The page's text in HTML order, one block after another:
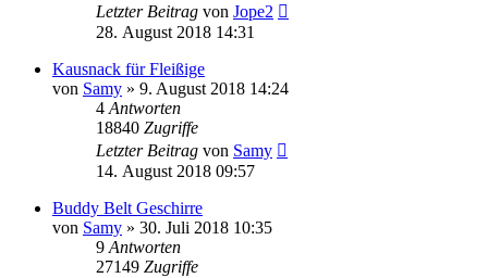
Letzter Beitrag von Jope2
28. August 2018 14:31
Kausnack für Fleißige
von Samy » 9. August 2018 14:24
4 Antworten
18840 Zugriffe
Letzter Beitrag von Samy
14. August 2018 09:57
Buddy Belt Geschirre
von Samy » 30. Juli 2018 10:35
9 Antworten
27149 Zugriffe